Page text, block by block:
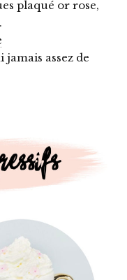
plaqué or rose,
jamais assez de